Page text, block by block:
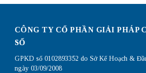
CÔNG TY CỔ PHẦN GIẢI PHÁP
SỐ
GPKD số 0102893352 do Sở Kế Hoạch &
ngày 03/09/2008